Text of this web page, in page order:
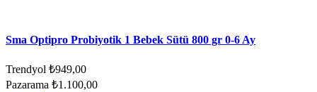
Sma Optipro Probiyotik 1 Bebek Sütü 800 gr 0-6 Ay
Trendyol ₺949,00
Pazarama ₺1.100,00